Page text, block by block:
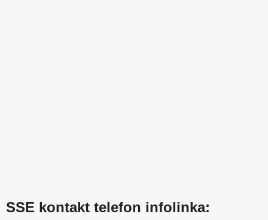
SSE kontakt telefon infolinka: